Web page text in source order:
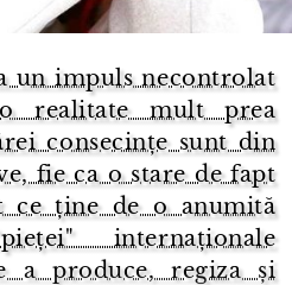
un impuls necontrolat
realitate mult prea
consecințe sunt din
fie ca o stare de fapt
ce ține de o anumită
internaționale
a produce, regiza și